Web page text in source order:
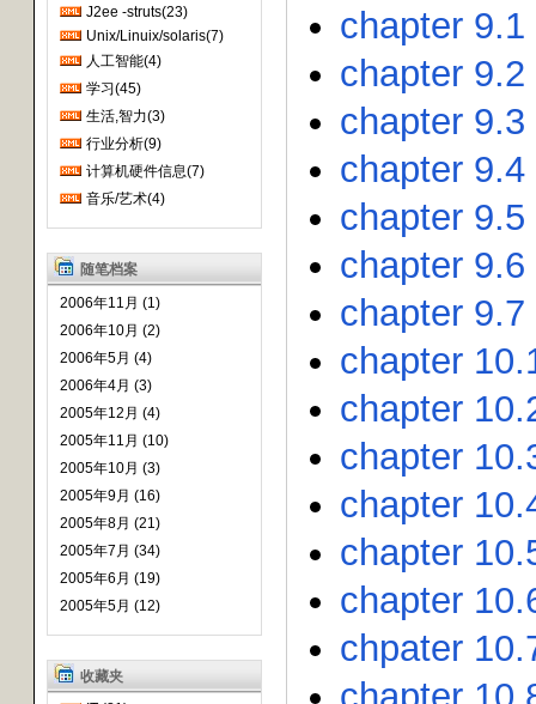
J2ee -struts(23)
Unix/Linuix/solaris(7)
人工智能(4)
学习(45)
生活,智力(3)
行业分析(9)
计算机硬件信息(7)
音乐/艺术(4)
随笔档案
2006年11月 (1)
2006年10月 (2)
2006年5月 (4)
2006年4月 (3)
2005年12月 (4)
2005年11月 (10)
2005年10月 (3)
2005年9月 (16)
2005年8月 (21)
2005年7月 (34)
2005年6月 (19)
2005年5月 (12)
收藏夹
chapter
chapter
chapter
chapter
chapter
chapter
chapter
chapter
chapter
chapter
chapter
chapter
chapter
chpater